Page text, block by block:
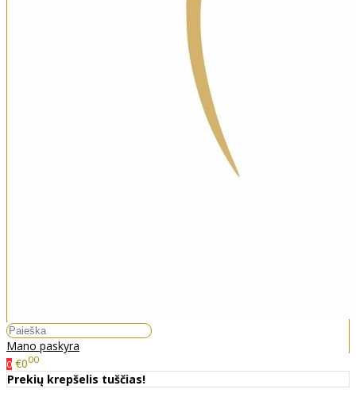
Mano paskyra
0 €000
Prekių krepšelis tuščias!